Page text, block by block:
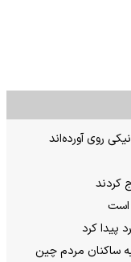
روی آورده‌اند
کردند
است
پیدا کرد